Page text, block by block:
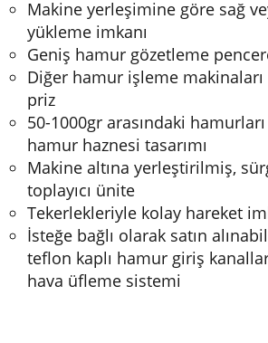
Makine yerleşimine göre sağ
yükleme imkanı
Geniş hamur gözetleme
Diğer hamur işleme
priz
50-1000gr arasındaki
hamur haznesi tasarımı
Makine altına yerleştirilmiş,
toplayıcı ünite
Tekerlekleriyle kolay hareket
İsteğe bağlı olarak satın
teflon kaplı hamur giriş
hava üfleme sistemi